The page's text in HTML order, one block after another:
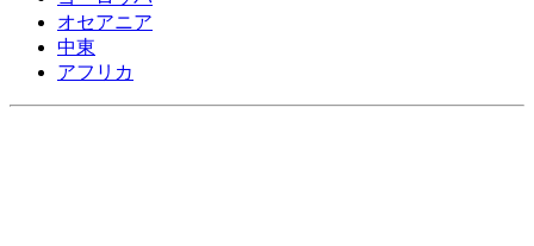
オセアニア
中東
アフリカ